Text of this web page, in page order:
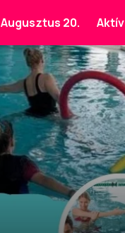
Augusztus 20. Aktív